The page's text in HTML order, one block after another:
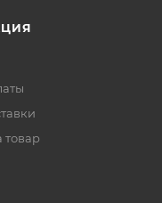
товар